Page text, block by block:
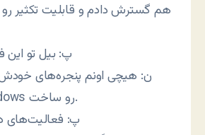
هم گسترش دادم و قابلیت تکثیر
پ: بیل تو این
ن: هیچی اونم پنجره‌های خودش
تعمیم داد و Windows رو ساخت.
پ: فعالیت‌های